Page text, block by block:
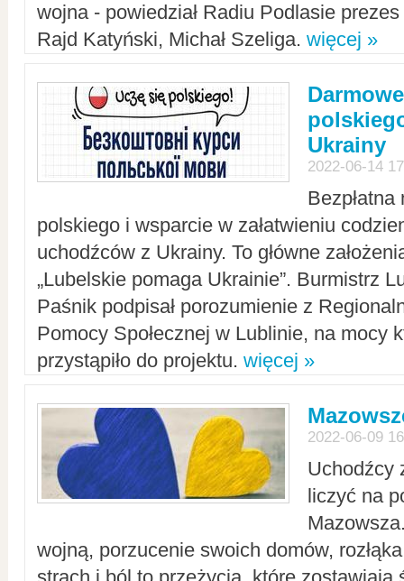
wojna - powiedział Radiu Podlasie
Rajd Katyński, Michał Szeliga. więcej »
Ukrainy
2022-06-14
polskiego i wsparcie w załatwieniu
uchodźców z Ukrainy. To główne
„Lubelskie pomaga Ukrainie”. Burmistrz
Paśnik podpisał porozumienie z
Pomocy Społecznej w Lublinie, na mocy
przystąpiło do projektu. więcej »
2022-06-09
Uchodźcy
liczyć na
wojną, porzucenie swoich domów,